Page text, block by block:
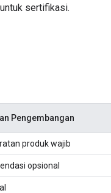
sertifikasi.
Pengembangan
produk wajib
opsional